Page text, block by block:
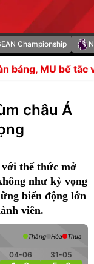
Championship
bán Rashford
châu Á
thể thức mở
như kỳ vọng
biến động lớn
viên.
04-06 31-05
Thắng Hòa Thua